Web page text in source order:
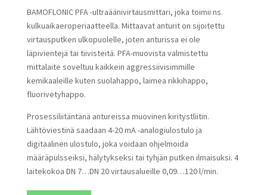
BAMOFLONIC PFA -ultraäänivirtausmittari, joka toimii ns.
kulkuaikaeroperiaatteella. Mittaavat anturit on sijoitettu
virtausputken ulkopuolelle, joten anturissa ei ole
läpivientejä tai tiivisteitä. PFA-muovista valmistettu
mittalaite soveltuu kaikkein aggressiivisimmille
kemikaaleille kuten suolahappo, laimea rikkihappo,
fluorivetyhappo.
Prosessiliitäntänä antureissa muovinen kiritystliitin.
Lähtöviestinä saadaan 4-20 mA -analogiulostulo ja
digitaalinen ulostulo, joka voidaan ohjelmoida
määräpulsseiksi, hälytykseksi tai tyhjän putken ilmaisuksi. 4
laitekokoa DN 7…DN 20 virtausalueille 0,09…120 l/min.